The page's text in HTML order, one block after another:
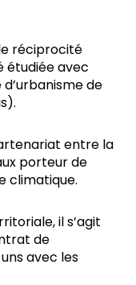
réciprocité
étudiée avec
de
entre la
porteur de
climatique.
il s’agit
de
avec les